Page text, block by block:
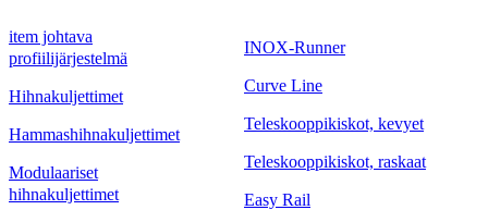
item johtava
profiilijärjestelmä
Hihnakuljettimet
Hammashihnakuljettimet
Modulaariset
hihnakuljettimet
INOX-Runner
Curve Line
Teleskooppikiskot, kevyet
Teleskooppikiskot, raskaat
Easy Rail